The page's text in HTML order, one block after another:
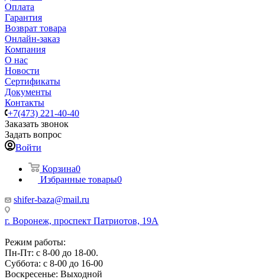
Оплата
Гарантия
Возврат товара
Онлайн-заказ
Компания
О нас
Новости
Сертификаты
Документы
Контакты
+7(473) 221-40-40
Заказать звонок
Задать вопрос
Войти
Корзина0
Избранные товары0
shifer-baza@mail.ru
г. Воронеж, проспект Патриотов, 19А
Режим работы:
Пн-Пт: с 8-00 до 18-00.
Суббота: с 8-00 до 16-00
Воскресенье: Выходной